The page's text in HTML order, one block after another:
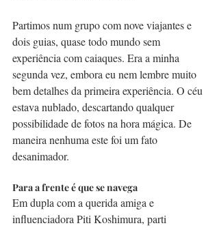
Partimos num grupo com nove viajantes e
dois guias, quase todo mundo sem
experiência com caiaques. Era a minha
segunda vez, embora eu nem lembre muito
bem detalhes da primeira experiência. O céu
estava nublado, descartando qualquer
possibilidade de fotos na hora mágica. De
maneira nenhuma este foi um fato
desanimador.
Para a frente é que se navega
Em dupla com a querida amiga e
influenciadora Piti Koshimura, parti